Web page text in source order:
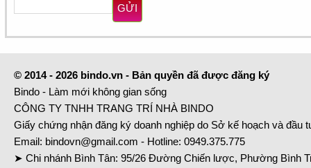
GỬI
© 2014 - 2026 bindo.vn - Bản quyền đã được đăng ký
Bindo - Làm mới không gian sống
CÔNG TY TNHH TRANG TRÍ NHÀ BINDO
Giấy chứng nhận đăng ký doanh nghiệp do Sở kế hoạch và đầu
Email: bindovn@gmail.com - Hotline: 0949.375.775
➤ Chi nhánh Bình Tân: 95/26 Đường Chiến lược, Phường Bình